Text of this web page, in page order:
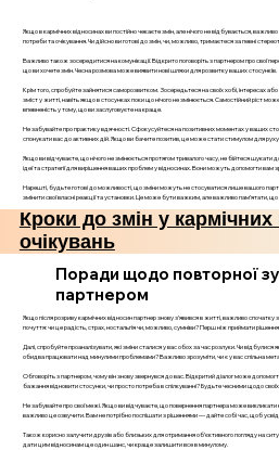
Якщо в кармічних відносинах ви постійно чекаєте змін, але нічого не відбувається,
потреби та очікування. Чи дійсно ви готові до змін, чи, можливо, тримаєтеся за певні
Важливо також зосередитися на комунікації. Відкрито поговоріть з партнером про свої
що ви хочете змін. Чесна розмова може виявити нові шляхи для розвитку ваших стосунків.
Крім того, спробуйте зайнятися саморозвитком. Зосередьтеся на своїх хобі, інтересах
зміст у житті, навіть якщо в стосунках поки що нічого не змінюється. Самостійний ріст
впевненість у тому, що ви заслуговуєте на краще.
Не забувайте про практику вдячності. Сфокусуйтеся на позитивних моментах у ваших
спонукати вас до активних дій. Якщо ви бачите позитив, це може стати стимулом для руху
Якщо ви відчуваєте, що нічого не змінюється протягом тривалого часу, не бійтеся
ідеї та стратегії для вирішення ваших проблем у відносинах. Вони можуть допомогти вам
Нарешті, будьте готові до можливості, що зміни можуть не стосуватися лише вашого
змінити свої власні реакції та установки. Це може бути важким, але важливо пам’ятати,
Кроки до змін у
очікувань
Поради щодо повторної
партнером
Якщо після розриву кармічних відносин партнер знову з’явився в житті, важливо спочатку
почуття: чи це радість, страх, ностальгія чи, можливо, сумніви? Перш ніж приймати
Далі, спробуйте проаналізувати, які зміни сталися у вас обох за час розлуки. Чи відбулися
обидва працювати над минулими проблемами? Важливо зрозуміти, чи є у вас спільна
Обговоріть з партнером, чому він знову звернувся до вас. Відкритий діалог може
бажання відновити стосунки, чи просто потреба в спілкуванні? Будьте чесними щодо своїх
Не забувайте про свої межі. Якщо ви відчуваєте, що повернення партнера може викликати
важливо це озвучити. Вам не потрібно поспішати з рішеннями — дайте собі час, щоб
Також корисно залучити друзів або близьких для отримання об’єктивного погляду на
дати цим відносинам ще один шанс, чи краще залишити все в минулому.